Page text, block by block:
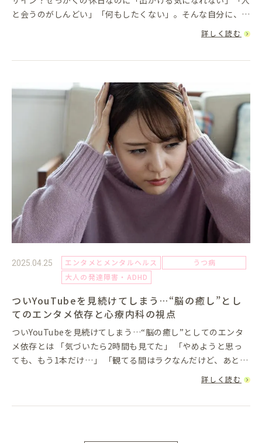
と会うのがしんどい」「何もしたくない」。そんな自分に、後
ろめたさやモヤモヤを感じたことはありませんか？特に周囲が
詳しく読む
2025.04.25 エンタメとメンタルヘルス
うつ病
大人の発達障害・ADHD
ついYouTubeを見続けてしまう…“脳の癒し”とし
てのエンタメ依存と心療内科の視点
ついYouTubeを見続けてしまう…“脳の癒し”としてのエンタ
メ依存とは 「気づいたら2時間も見てた」 「やめようと思っ
ても、もう1本だけ…」 「観てる間はラクなんだけど、あとで
虚しくなる」YouTubeをはじめとする動画コンテンツは...
詳しく読む